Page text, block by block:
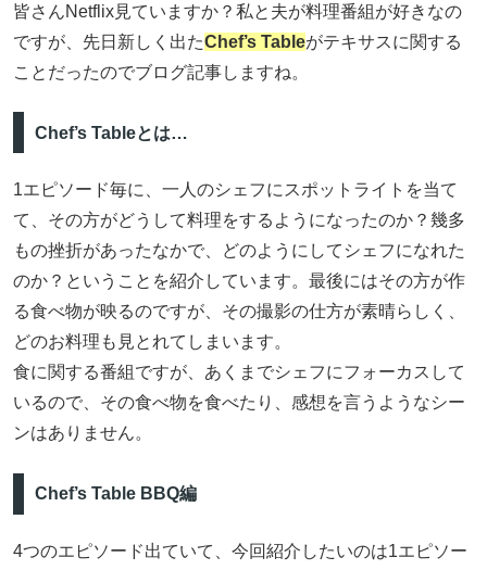
皆さんNetflix見ていますか？私と夫が料理番組が好きなの
ですが、先日新しく出たChef’s Tableがテキサスに関する
ことだったのでブログ記事しますね。
Chef’s Tableとは…
1エピソード毎に、一人のシェフにスポットライトを当て
て、その方がどうして料理をするようになったのか？幾多
もの挫折があったなかで、どのようにしてシェフになれた
のか？ということを紹介しています。最後にはその方が作
る食べ物が映るのですが、その撮影の仕方が素晴らしく、
どのお料理も見とれてしまいます。
食に関する番組ですが、あくまでシェフにフォーカスして
いるので、その食べ物を食べたり、感想を言うようなシー
ンはありません。
Chef’s Table BBQ編
4つのエピソード出ていて、今回紹介したいのは1エピソー